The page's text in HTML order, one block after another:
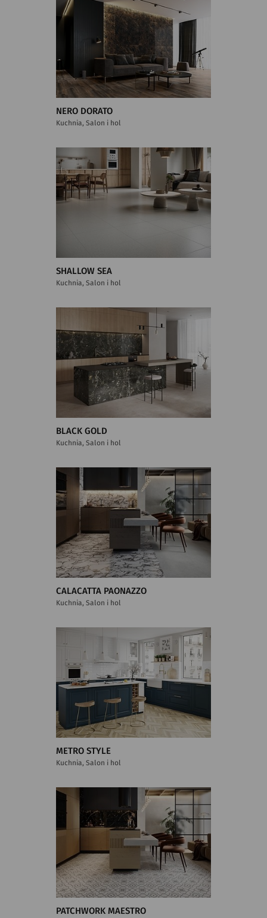
NERO DORATO
Kuchnia, Salon i hol
SHALLOW SEA
Kuchnia, Salon i hol
BLACK GOLD
Kuchnia, Salon i hol
CALACATTA PAONAZZO
Kuchnia, Salon i hol
METRO STYLE
Kuchnia, Salon i hol
PATCHWORK MAESTRO